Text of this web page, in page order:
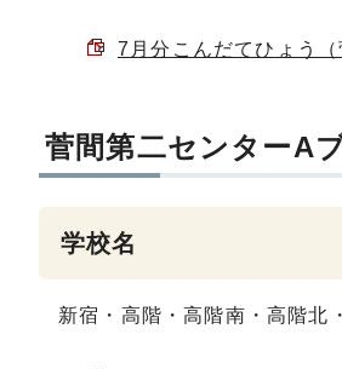
7月分こんだてひょう
菅間第二センターA
学校名
新宿・高階・高階南・高階北